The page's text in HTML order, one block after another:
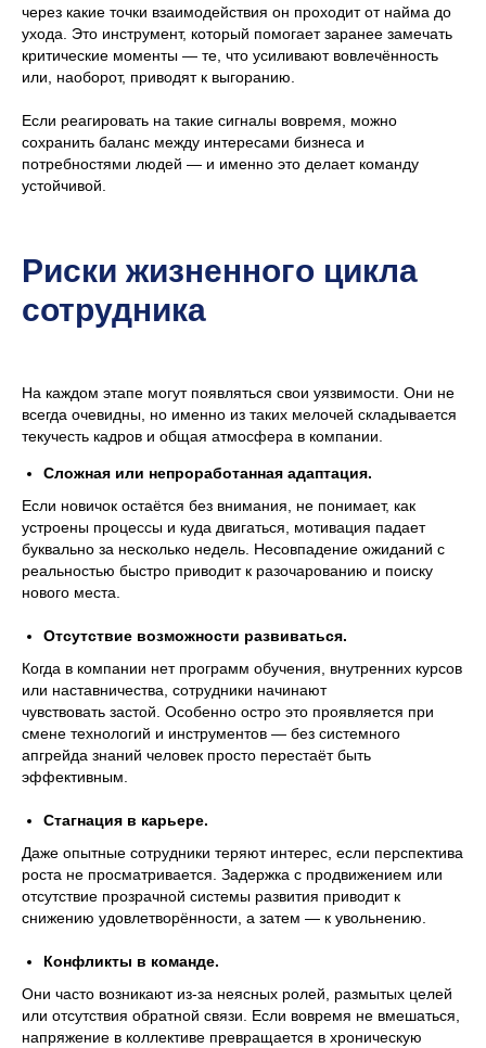
через какие точки взаимодействия он проходит от найма до
ухода. Это инструмент, который помогает заранее замечать
критические моменты — те, что усиливают вовлечённость
или, наоборот, приводят к выгоранию.
Если реагировать на такие сигналы вовремя, можно
сохранить баланс между интересами бизнеса и
потребностями людей — и именно это делает команду
устойчивой.
Риски жизненного цикла
сотрудника
На каждом этапе могут появляться свои уязвимости. Они не
всегда очевидны, но именно из таких мелочей складывается
текучесть кадров и общая атмосфера в компании.
Сложная или непроработанная адаптация.
Если новичок остаётся без внимания, не понимает, как
устроены процессы и куда двигаться, мотивация падает
буквально за несколько недель. Несовпадение ожиданий с
реальностью быстро приводит к разочарованию и поиску
нового места.
Отсутствие возможности развиваться.
Когда в компании нет программ обучения, внутренних курсов
или наставничества, сотрудники начинают
чувствовать застой. Особенно остро это проявляется при
смене технологий и инструментов — без системного
апгрейда знаний человек просто перестаёт быть
эффективным.
Стагнация в карьере.
Даже опытные сотрудники теряют интерес, если перспектива
роста не просматривается. Задержка с продвижением или
отсутствие прозрачной системы развития приводит к
снижению удовлетворённости, а затем — к увольнению.
Конфликты в команде.
Они часто возникают из-за неясных ролей, размытых целей
или отсутствия обратной связи. Если вовремя не вмешаться,
напряжение в коллективе превращается в хроническую
Другие статьи